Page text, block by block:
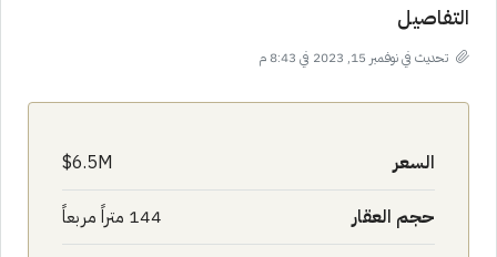
التفاصيل
تحديث في نوفمبر 15, 2023 في 8:43 م
السعر 6.5M$
حجم العقار 144 متراً مربعاً